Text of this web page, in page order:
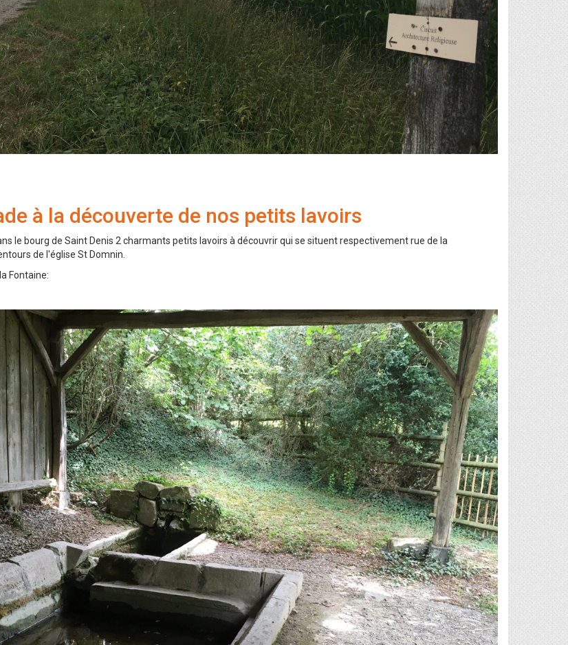
à la découverte de nos petits lavoirs
le bourg de Saint Denis 2 charmants petits lavoirs à découvrir qui se situent respectivement rue de la
de l'église St Domnin.
Fontaine: